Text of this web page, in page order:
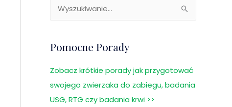
k
a
j
d
Pomocne Porady
Zobacz krótkie porady jak przygotować
swojego zwierzaka do zabiegu, badania
USG, RTG czy badania krwi >>
r
h
w
a